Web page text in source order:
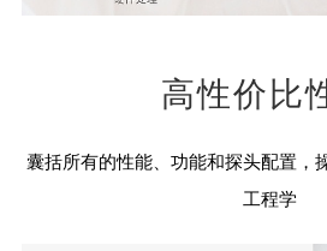
高性价比
囊括所有的性能、功能和探头配置，
工程学